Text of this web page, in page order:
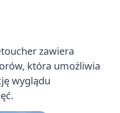
zawiera
która umożliwia
wyglądu